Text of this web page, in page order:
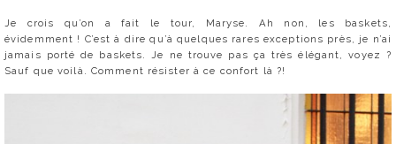
Je crois qu’on a fait le tour, Maryse. Ah non, les baskets,
évidemment ! C’est à dire qu’à quelques rares exceptions près, je n’ai
jamais porté de baskets. Je ne trouve pas ça très élégant, voyez ?
Sauf que voilà. Comment résister à ce confort là ?!